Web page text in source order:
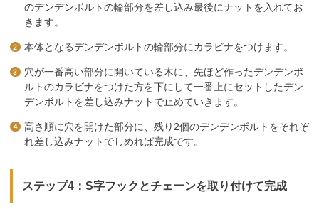
のデンデンボルトの輪部分を差し込み最後にナットを入れてお
きます。
本体となるデンデンボルトの輪部分にカラビナをつけます。
穴が一番高い部分に開いている木に、先ほど作ったデンデンボ
ルトのカラビナをつけた方を下にして一番上にセットしたデン
デンボルトを差し込みナットで止めていきます。
高さ順に穴を開けた部分に、残り2個のデンデンボルトをそれぞ
れ差し込みナットでしめれば完成です。
ステップ4：S字フックとチェーンを取り付けて完成